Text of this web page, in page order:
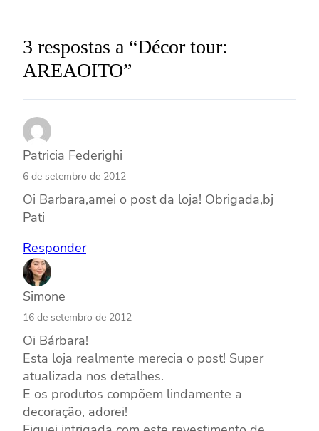
3 respostas a “Décor tour:
AREAOITO”
Patricia Federighi
6 de setembro de 2012
Oi Barbara,amei o post da loja! Obrigada,bj
Pati
Responder
Simone
16 de setembro de 2012
Oi Bárbara!
Esta loja realmente merecia o post! Super
atualizada nos detalhes.
E os produtos compõem lindamente a
decoração, adorei!